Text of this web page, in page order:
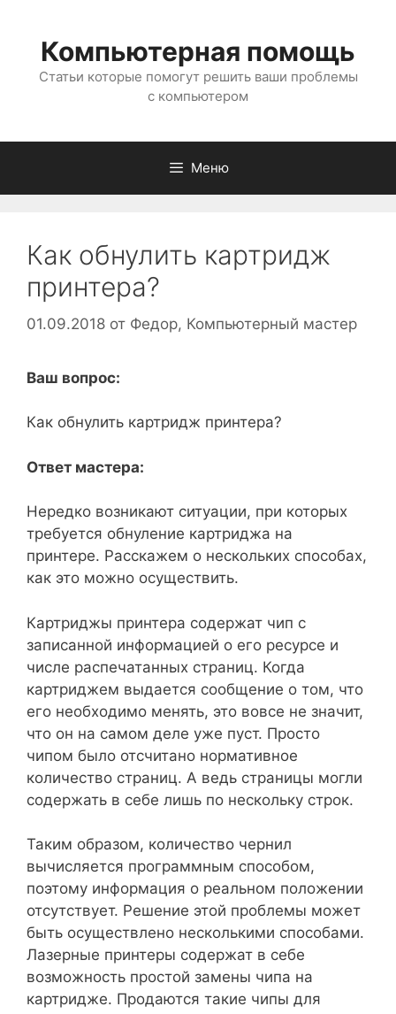
содержимому
Компьютерная помощь
Статьи которые помогут решить ваши проблемы
с компьютером
Меню
Как обнулить картридж
принтера?
01.09.2018 от Федор, Компьютерный мастер
Ваш вопрос:
Как обнулить картридж принтера?
Ответ мастера:
Нередко возникают ситуации, при которых
требуется обнуление картриджа на
принтере. Расскажем о нескольких способах,
как это можно осуществить.
Картриджы принтера содержат чип с
записанной информацией о его ресурсе и
числе распечатанных страниц. Когда
картриджем выдается сообщение о том, что
его необходимо менять, это вовсе не значит,
что он на самом деле уже пуст. Просто
чипом было отсчитано нормативное
количество страниц. А ведь страницы могли
содержать в себе лишь по нескольку строк.
Таким образом, количество чернил
вычисляется программным способом,
поэтому информация о реальном положении
отсутствует. Решение этой проблемы может
быть осуществлено несколькими способами.
Лазерные принтеры содержат в себе
возможность простой замены чипа на
картридже. Продаются такие чипы для